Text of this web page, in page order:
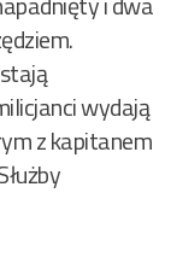
wydają
z kapitanem